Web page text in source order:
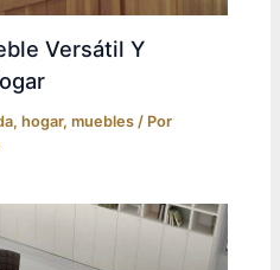
Versátil Y
,hogar,muebles / Por